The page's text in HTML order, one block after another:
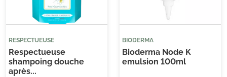
RESPECTUEUSE
Respectueuse
shampoing douche
après...
BIODERMA
Bioderma Node K
emulsion 100ml